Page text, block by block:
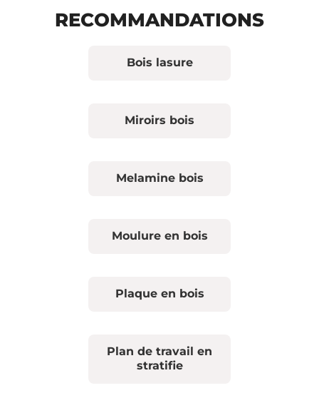
RECOMMANDATIONS
Bois lasure
Miroirs bois
Melamine bois
Moulure en bois
Plaque en bois
Plan de travail en
stratifie